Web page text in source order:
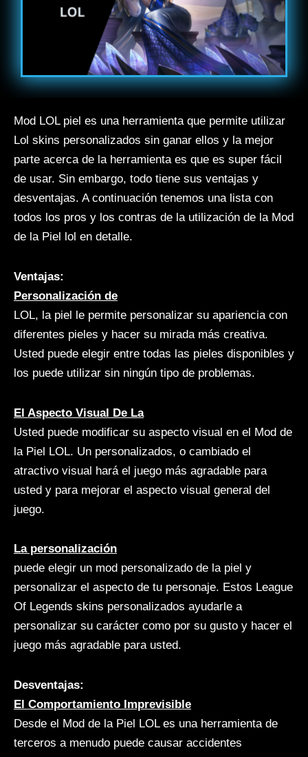
Mod LOL piel es una herramienta que permite utilizar
Lol skins personalizados sin ganar ellos y la mejor
parte acerca de la herramienta es que es super fácil
de usar. Sin embargo, todo tiene sus ventajas y
desventajas. A continuación tenemos una lista con
todos los pros y los contras de la utilización de la Mod
de la Piel lol en detalle.
Ventajas:
Personalización de
LOL, la piel le permite personalizar su apariencia con
diferentes pieles y hacer su mirada más creativa.
Usted puede elegir entre todas las pieles disponibles y
los puede utilizar sin ningún tipo de problemas.
El Aspecto Visual De La
Usted puede modificar su aspecto visual en el Mod de
la Piel LOL. Un personalizados, o cambiado el
atractivo visual hará el juego más agradable para
usted y para mejorar el aspecto visual general del
juego.
La personalización
puede elegir un mod personalizado de la piel y
personalizar el aspecto de tu personaje. Estos League
Of Legends skins personalizados ayudarle a
personalizar su carácter como por su gusto y hacer el
juego más agradable para usted.
Desventajas:
El Comportamiento Imprevisible
Desde el Mod de la Piel LOL es una herramienta de
terceros a menudo puede causar accidentes